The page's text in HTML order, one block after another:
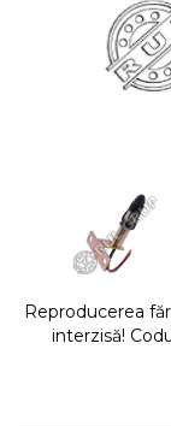
Reproducerea
interzisă!